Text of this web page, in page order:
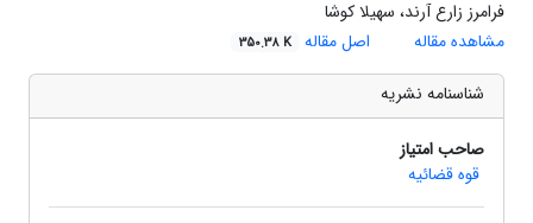
فرامرز زارع آرند، سهیلا کوشا
مشاهده مقاله
اصل مقاله 350.38 K
شناسنامه نشریه
صاحب امتیاز
قوه قضائیه